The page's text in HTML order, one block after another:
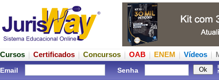
Cursos Certificados Concursos OAB ENEM Vídeos
Email Senha